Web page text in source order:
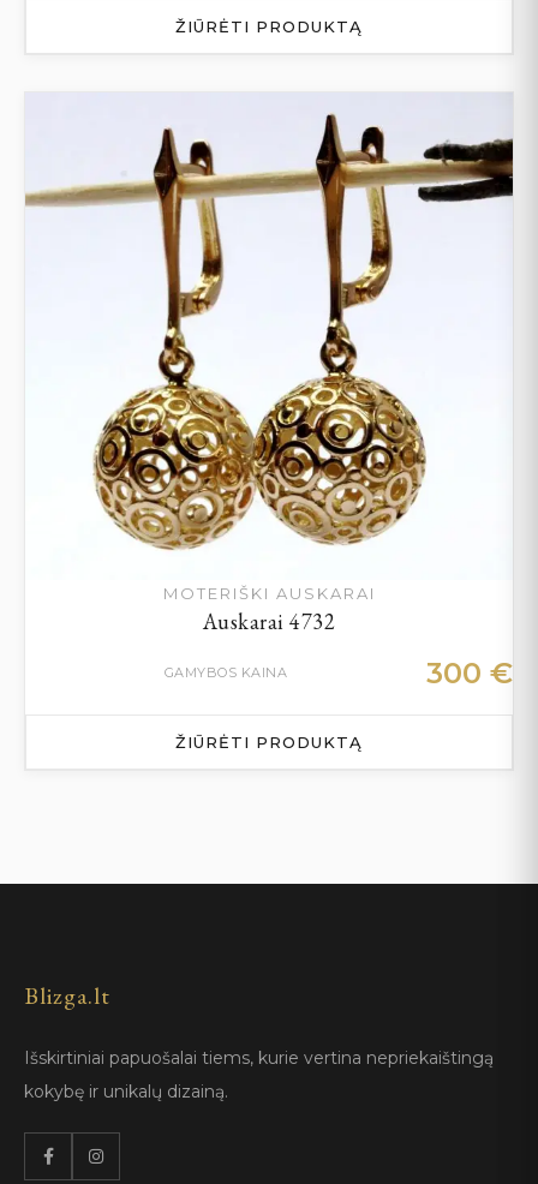
ŽIŪRĖTI PRODUKTĄ
MOTERIŠKI AUSKARAI
Auskarai 4732
GAMYBOS KAINA 300 €
ŽIŪRĖTI PRODUKTĄ
Blizga.lt
Išskirtiniai papuošalai tiems, kurie vertina nepriekaištingą
kokybę ir unikalų dizainą.